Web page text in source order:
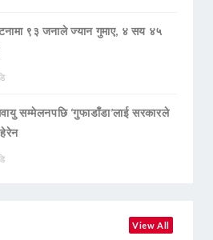
९३ जनाले ज्यान गुमाए, ४ सय ४५
सम्मेलनपछि ‘गुफाडाँडा’लाई सरकारले
View All